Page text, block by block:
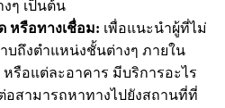
ๆ เป็นต้น
หรือทางเชื่อม: เพื่อแนะนำผู้ที่ไม่
บถึงตำแหน่งชั้นต่างๆ ภายใน
รือแต่ละอาคาร มีบริการอะไร
อสามารถหาทางไปยังสถานที่ที่